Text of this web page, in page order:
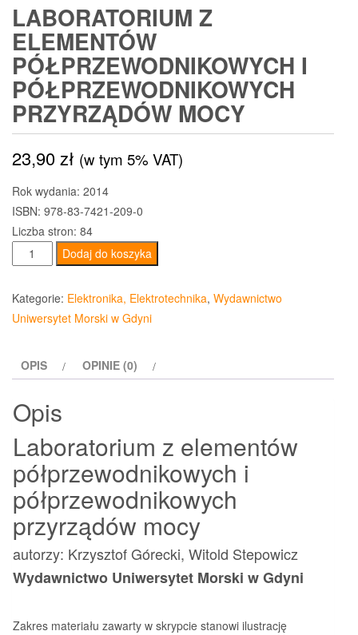
LABORATORIUM Z
ELEMENTÓW
PÓŁPRZEWODNIKOWYCH I
PÓŁPRZEWODNIKOWYCH
PRZYRZĄDÓW MOCY
23,90zł (w tym 5% VAT)
Rok wydania: 2014
ISBN: 978-83-7421-209-0
Liczba stron: 84
ilość
Laboratorium
z
elementów
półprzewodnikowych
półprzewodnikowych
mocy
Dodaj do koszyka
Kategorie: Elektronika, Elektrotechnika, Wydawnictwo
Uniwersytet Morski w Gdyni
OPIS OPINIE (0)
Opis
Laboratorium z elementów
półprzewodnikowych i
półprzewodnikowych
przyrządów mocy
autorzy: Krzysztof Górecki, Witold Stepowicz
Wydawnictwo Uniwersytet Morski w Gdyni
Zakres materiału zawarty w skrypcie stanowi ilustrację